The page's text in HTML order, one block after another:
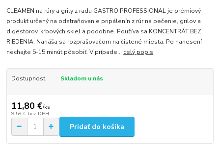
CLEAMEN na rúry a grily z radu GASTRO PROFESSIONAL je prémiový
produkt určený na odstraňovanie pripálenín z rúr na pečenie, grilov a
digestorov, krbových skiel a podobne. Používa sa KONCENTRÁT BEZ
RIEDENIA. Nanáša sa rozprašovačom na čistené miesta. Po nanesení
nechajte 5-15 minút pôsobiť. V prípade... celý popis
Dostupnosť Skladom u nás
11,80 €/ks
9,59 € bez DPH
Pridať do košíka